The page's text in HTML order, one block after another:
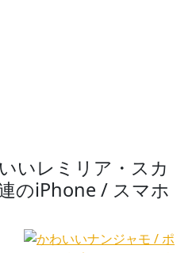
いレミリア・スカ
のiPhone / スマホ